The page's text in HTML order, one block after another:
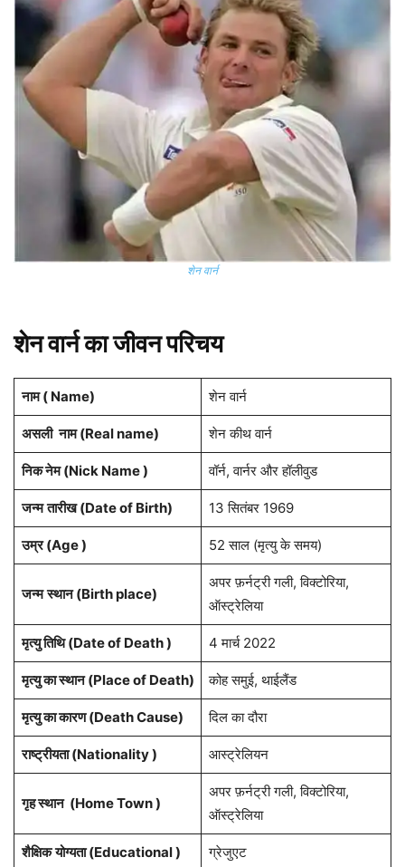
शेन वार्न
शेन वार्न का जीवन परिचय
नाम ( Name) शेन वार्न
असली नाम (Real name) शेन कीथ वार्न
निक नेम (Nick Name ) वॉर्न, वार्नर और हॉलीवुड
जन्म तारीख (Date of Birth) 13 सितंबर 1969
उम्र (Age ) 52 साल (मृत्यु के समय)
जन्म स्थान (Birth place)
अपर फ़र्नट्री गली, विक्टोरिया,
ऑस्ट्रेलिया
मृत्यु तिथि (Date of Death ) 4 मार्च 2022
मृत्यु का स्थान (Place of Death) कोह समुई, थाईलैंड
मृत्यु का कारण (Death Cause) दिल का दौरा
राष्ट्रीयता (Nationality ) आस्ट्रेलियन
गृह स्थान (Home Town )
अपर फ़र्नट्री गली, विक्टोरिया,
ऑस्ट्रेलिया
शैक्षिक योग्यता (Educational ) ग्रेजुएट